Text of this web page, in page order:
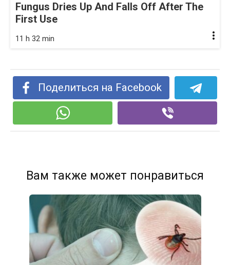
Fungus Dries Up And Falls Off After The
First Use
11 h 32 min
Поделиться на Facebook
Вам также может понравиться